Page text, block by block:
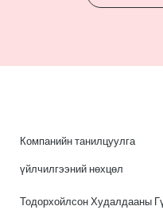
Компанийн танилцуулга
үйлчилгээний нөхцөл
Тодорхойлсон Худалдааны